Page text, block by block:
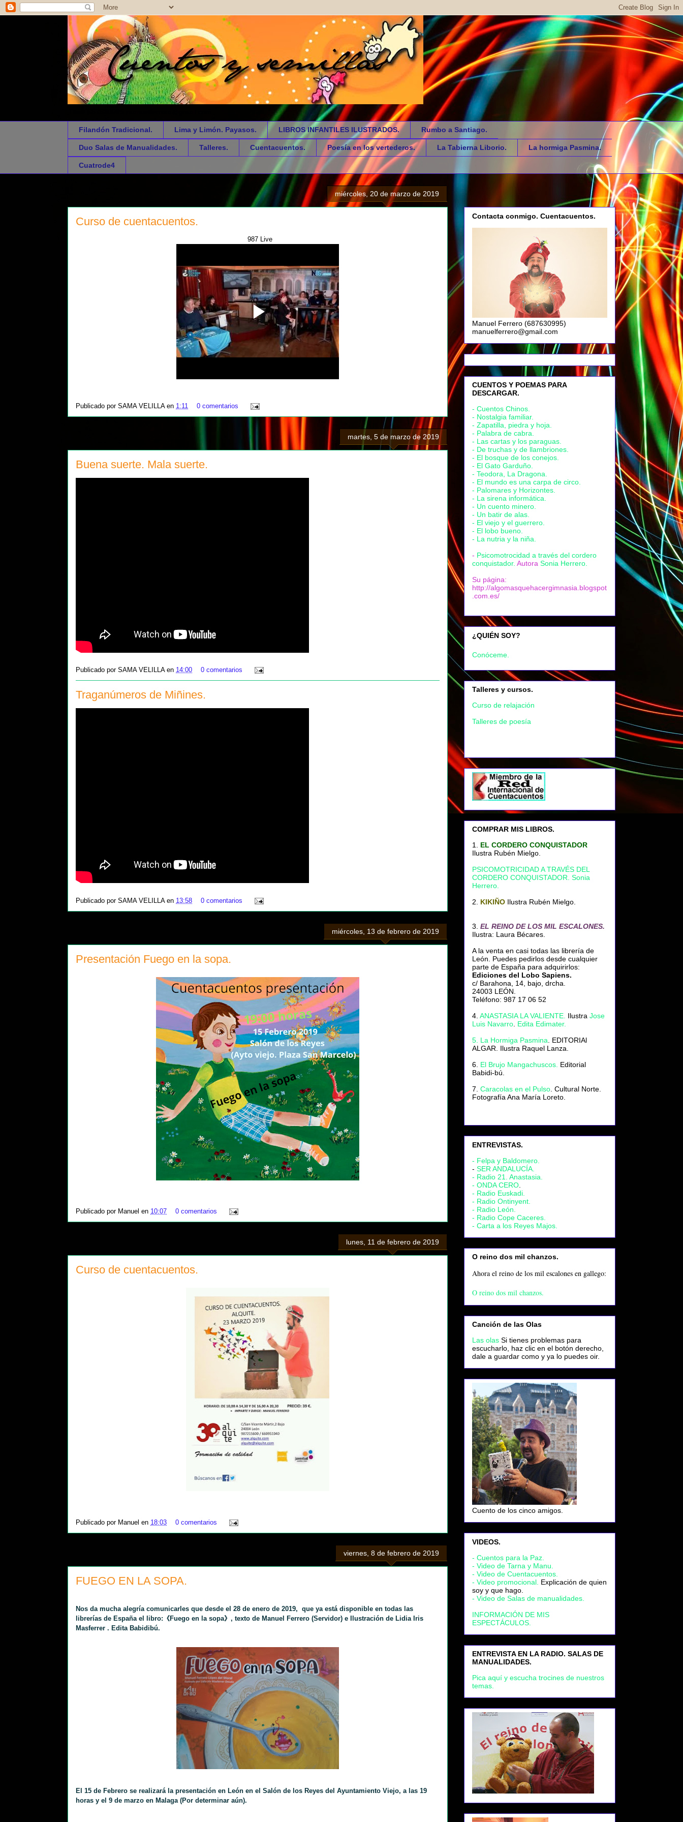
Filandón Tradicional. Lima y Limón. Payasos. LIBROS INFANTILES ILUSTRADOS. Rumbo a Santiago.
Duo Salas de Manualidades. Talleres. Cuentacuentos. Poesía en los vertederos. La Tabierna Liborio. La hormiga Pasmina.
Cuatrode4
miércoles, 20 de marzo de 2019
Curso de cuentacuentos.
987 Live
Publicado por SAMA VELILLA en 1:11 0 comentarios
martes, 5 de marzo de 2019
Buena suerte. Mala suerte.
Publicado por SAMA VELILLA en 14:00 0 comentarios
Traganúmeros de Miñines.
Publicado por SAMA VELILLA en 13:58 0 comentarios
miércoles, 13 de febrero de 2019
Presentación Fuego en la sopa.
Publicado por Manuel en 10:07 0 comentarios
lunes, 11 de febrero de 2019
Curso de cuentacuentos.
Publicado por Manuel en 18:03 0 comentarios
viernes, 8 de febrero de 2019
FUEGO EN LA SOPA.
Nos da mucha alegría comunicarles que desde el 28 de enero de 2019, que ya está disponible en todas las
librerías de España el libro:《Fuego en la sopa》, texto de Manuel Ferrero (Servidor) e Ilustración de Lidia Iris
Masferrer . Edita Babidibú.
El 15 de Febrero se realizará la presentación en León en el Salón de los Reyes del Ayuntamiento Viejo, a las 19
horas y el 9 de marzo en Malaga (Por determinar aún).
Contacta conmigo. Cuentacuentos.
Manuel Ferrero (687630995)
manuelferrero@gmail.com
CUENTOS Y POEMAS PARA
DESCARGAR.
- Cuentos Chinos.
- Nostalgia familiar.
- Zapatilla, piedra y hoja.
- Palabra de cabra.
- Las cartas y los paraguas.
- De truchas y de llambriones.
- El bosque de los conejos.
- El Gato Garduño.
- Teodora, La Dragona.
- El mundo es una carpa de circo.
- Palomares y Horizontes.
- La sirena informática.
- Un cuento minero.
- Un batir de alas.
- El viejo y el guerrero.
- El lobo bueno.
- La nutria y la niña.
- Psicomotrocidad a través del cordero
conquistador. Autora Sonia Herrero.
Su página:
http://algomasquehacergimnasia.blogspot
.com.es/
¿QUIÉN SOY?
Conóceme.
Talleres y cursos.
Curso de relajación
Talleres de poesía
COMPRAR MIS LIBROS.
1. EL CORDERO CONQUISTADOR
Ilustra Rubén Mielgo.
PSICOMOTRICIDAD A TRAVÉS DEL
CORDERO CONQUISTADOR. Sonia
Herrero.
2. KIKIÑO Ilustra Rubén Mielgo.
3. EL REINO DE LOS MIL ESCALONES.
Ilustra: Laura Bécares.
A la venta en casi todas las librería de
León. Puedes pedirlos desde cualquier
parte de España para adquirirlos:
Ediciones del Lobo Sapiens.
c/ Barahona, 14, bajo, drcha.
24003 LEÓN.
Teléfono: 987 17 06 52
4. ANASTASIA LA VALIENTE. Ilustra Jose
Luis Navarro. Edita Edimater.
5. La Hormiga Pasmina. EDITORIAl
ALGAR. Ilustra Raquel Lanza.
6. El Brujo Mangachuscos. Editorial
Babidi-bú.
7. Caracolas en el Pulso. Cultural Norte.
Fotografía Ana María Loreto.
ENTREVISTAS.
- Felpa y Baldomero.
- SER ANDALUCÍA.
- Radio 21. Anastasia.
- ONDA CERO
- Radio Euskadi.
- Radio Ontinyent.
- Radio León.
- Radio Cope Caceres.
- Carta a los Reyes Majos.
O reino dos mil chanzos.
Ahora el reino de los mil escalones en gallego:
O reino dos mil chanzos.
Canción de las Olas
Las olas Si tienes problemas para
escucharlo, haz clic en el botón derecho,
dale a guardar como y ya lo puedes oir.
Cuento de los cinco amigos.
VIDEOS.
- Cuentos para la Paz.
- Video de Tarna y Manu.
- Video de Cuentacuentos.
- Video promocional. Explicación de quien
soy y que hago.
- Video de Salas de manualidades.
INFORMACIÓN DE MIS
ESPECTÁCULOS.
ENTREVISTA EN LA RADIO. SALAS DE
MANUALIDADES.
Pica aquí y escucha trocines de nuestros
temas.